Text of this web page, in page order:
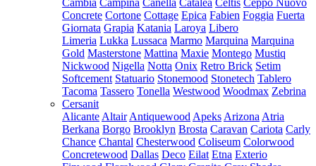
Cambia Campina Canella Catalea Celtis Ceppo Nuovo
Concrete Cortone Cottage Epica Fabien Foggia Fuerta
Giornata Grapia Katania Laroya Libero
Limeria Lukka Lussaca Marmo Marquina Marquina
Gold Masterstone Mattina Maxie Montego Mustiq
Nickwood Nigella Notta Onix Retro Brick Setim
Softcement Statuario Stonemood Stonetech Tablero
Tacoma Tassero Tonella Westwood Woodmax Zebrina
Cersanit
Alicante Altair Antiquewood Apeks Arizona Atria
Berkana Borgo Brooklyn Brosta Caravan Cariota Carly
Chance Chantal Chesterwood Coliseum Colorwood
Concretewood Dallas Deco Eilat Etna Exterio